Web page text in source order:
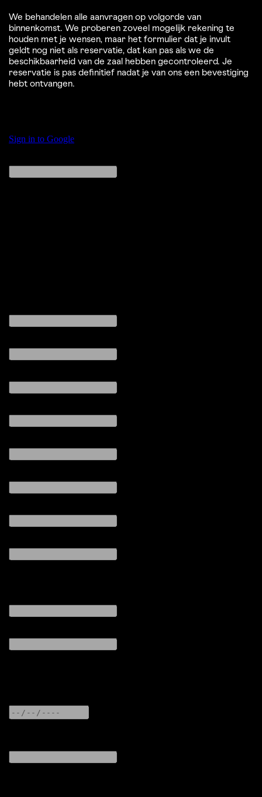
We behandelen alle aanvragen op volgorde van
binnenkomst. We proberen zoveel mogelijk rekening te
houden met je wensen, maar het formulier dat je invult
geldt nog niet als reservatie, dat kan pas als we de
beschikbaarheid van de zaal hebben gecontroleerd. Je
reservatie is pas definitief nadat je van ons een bevestiging
hebt ontvangen.